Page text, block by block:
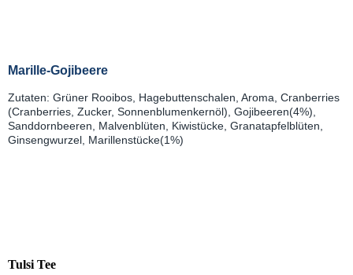
Marille-Gojibeere
Zutaten: Grüner Rooibos, Hagebuttenschalen, Aroma, Cranberries
(Cranberries, Zucker, Sonnenblumenkernöl), Gojibeeren(4%),
Sanddornbeeren, Malvenblüten, Kiwistücke, Granatapfelblüten,
Ginsengwurzel, Marillenstücke(1%)
Tulsi Tee